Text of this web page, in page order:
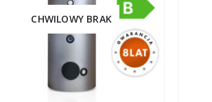
CHWILOWY BRAK